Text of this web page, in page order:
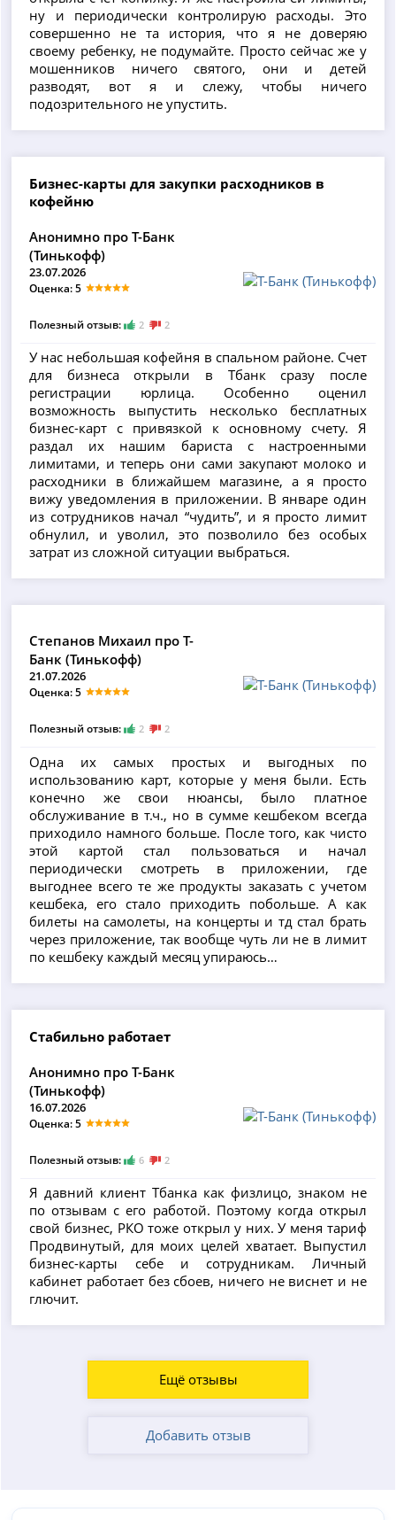
ну и периодически контролирую расходы. Это
совершенно не та история, что я не доверяю
своему ребенку, не подумайте. Просто сейчас же у
мошенников ничего святого, они и детей
разводят, вот я и слежу, чтобы ничего
подозрительного не упустить.
Бизнес-карты для закупки расходников в
кофейню
Анонимно про Т-Банк
(Тинькофф)
23.07.2026
Оценка: 5
Полезный отзыв: 2 2
У нас небольшая кофейня в спальном районе. Счет
для бизнеса открыли в Тбанк сразу после
регистрации юрлица. Особенно оценил
возможность выпустить несколько бесплатных
бизнес-карт с привязкой к основному счету. Я
раздал их нашим бариста с настроенными
лимитами, и теперь они сами закупают молоко и
расходники в ближайшем магазине, а я просто
вижу уведомления в приложении. В январе один
из сотрудников начал “чудить”, и я просто лимит
обнулил, и уволил, это позволило без особых
затрат из сложной ситуации выбраться.
Степанов Михаил про Т-
Банк (Тинькофф)
21.07.2026
Оценка: 5
Полезный отзыв: 2 2
Одна их самых простых и выгодных по
использованию карт, которые у меня были. Есть
конечно же свои нюансы, было платное
обслуживание в т.ч., но в сумме кешбеком всегда
приходило намного больше. После того, как чисто
этой картой стал пользоваться и начал
периодически смотреть в приложении, где
выгоднее всего те же продукты заказать с учетом
кешбека, его стало приходить побольше. А как
билеты на самолеты, на концерты и тд стал брать
через приложение, так вообще чуть ли не в лимит
по кешбеку каждый месяц упираюсь…
Стабильно работает
Анонимно про Т-Банк
(Тинькофф)
16.07.2026
Оценка: 5
Полезный отзыв: 6 2
Я давний клиент Тбанка как физлицо, знаком не
по отзывам с его работой. Поэтому когда открыл
свой бизнес, РКО тоже открыл у них. У меня тариф
Продвинутый, для моих целей хватает. Выпустил
бизнес-карты себе и сотрудникам. Личный
кабинет работает без сбоев, ничего не виснет и не
глючит.
Ещё отзывы
Добавить отзыв